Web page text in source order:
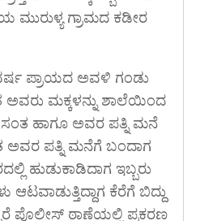
ಮುರುಳ್ಯ ಗ್ರಾಮದ ಕಡೀರ
ಪ್ರಾಯದ ಅವಳಿ ಗಂಡು
ಅವರು ಮಕ್ಕಳನ್ನು ಶಾಲೆಯಿಂದ
ಹಾಗೂ ಅವರ ಪತ್ನಿ ಮನೆ
ಅವರ ಪತ್ನಿ ಮನೆಗೆ ಬಂದಾಗ
ಹುಡುಕಾಡಿದಾಗ ಇಬ್ಬರು
ಕೆರೆಗೆ ಬಿದ್ದು
ಪೊಲೀಸ್ ಠಾಣೆಯಲ್ಲಿ ಪ್ರಕರಣ